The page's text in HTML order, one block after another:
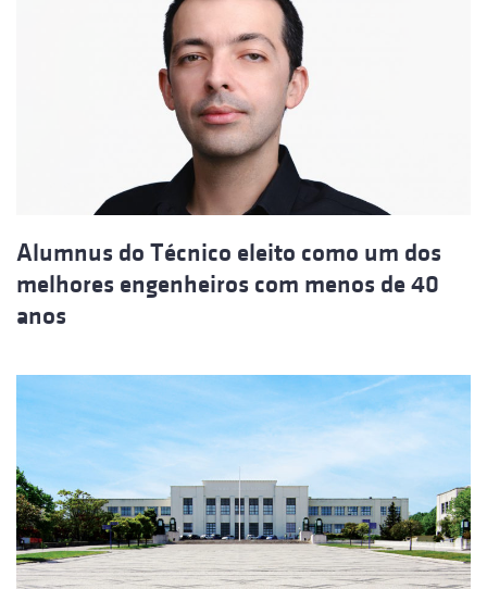
Alumnus do Técnico eleito como um dos
melhores engenheiros com menos de 40
anos